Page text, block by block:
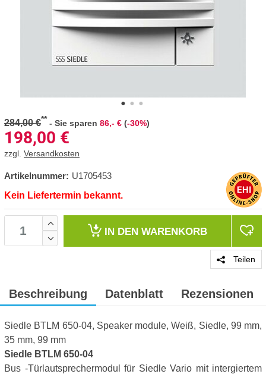
284,00 €** - Sie sparen 86,- € (-30%)
198,00 €
zzgl. Versandkosten
Artikelnummer: U1705453
Kein Liefertermin bekannt.
IN DEN WARENKORB
Teilen
Beschreibung Datenblatt Rezensionen
Siedle BTLM 650-04, Speaker module, Weiß, Siedle, 99 mm,
35 mm, 99 mm
Siedle BTLM 650-04
Bus -Türlautsprechermodul für Siedle Vario mit intergiertem